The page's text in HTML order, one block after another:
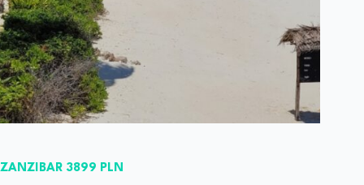
ZANZIBAR 3899 PLN